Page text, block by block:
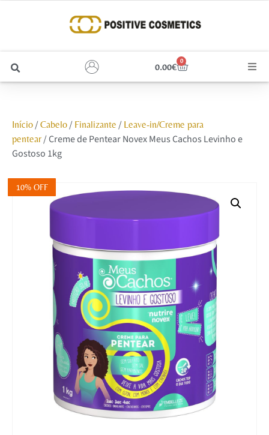
0.00€
0
Unhas
Homem
Rosto
Maquilhagem
Início/ Cabelo/ Finalizante / Leave-in/Creme para
pentear/ Creme de Pentear Novex Meus Cachos Levinho e
Gostoso 1kg
10% OFF